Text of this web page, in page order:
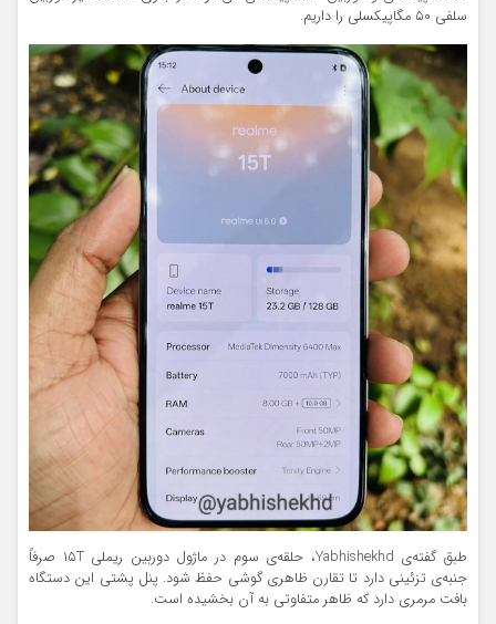
سلفی ۵۰ مگاپیکسلی را داریم.
طبق گفته‌ی Yabhishekhd، حلقه‌ی سوم در ماژول دوربین ریملی ۱۵T صرفاً
جنبه‌ی تزئینی دارد تا تقارن ظاهری گوشی حفظ شود. پنل پشتی این دستگاه
بافت مرمری دارد که ظاهر متفاوتی به آن بخشیده است.